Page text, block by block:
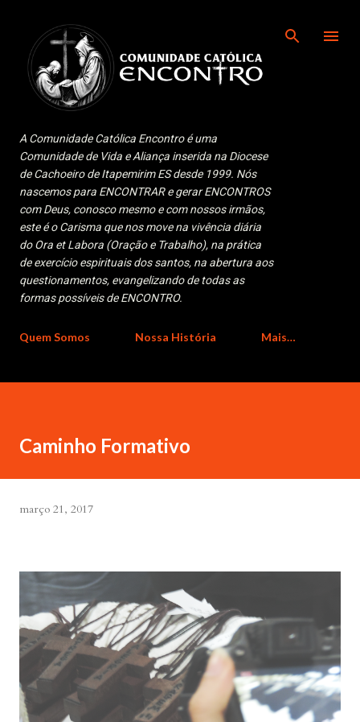
A Comunidade Católica Encontro é uma
Comunidade de Vida e Aliança inserida na Diocese
de Cachoeiro de Itapemirim ES desde 1999. Nós
nascemos para ENCONTRAR e gerar ENCONTROS
com Deus, conosco mesmo e com nossos irmãos,
este é o Carisma que nos move na vivência diária
do Ora et Labora (Oração e Trabalho), na prática
de exercício espirituais dos santos, na abertura aos
questionamentos, evangelizando de todas as
formas possíveis de ENCONTRO.
Quem Somos Nossa História Mais…
Caminho Formativo
março 21, 2017